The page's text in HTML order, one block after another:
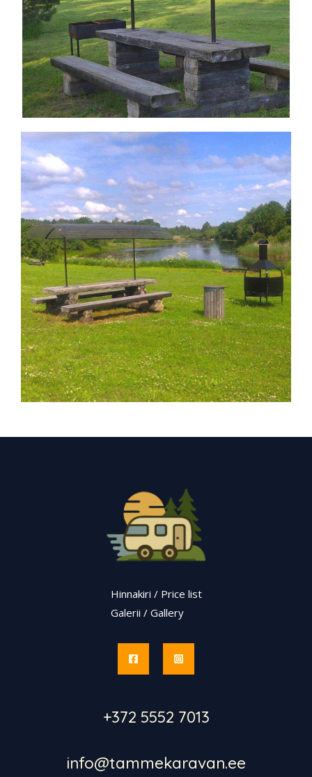
Hinnakiri / Price list
Galerii / Gallery
+372 5552 7013
info@tammekaravan.ee